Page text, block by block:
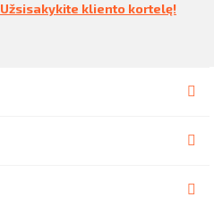
Užsisakykite kliento kortelę!